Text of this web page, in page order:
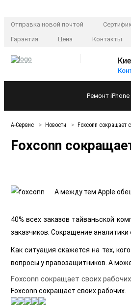
Отправка новой почтой
Гарантия
Цена Контакты
Ремонт iPhone
А-Сервис Новости Foxconn сокращает
Foxconn
А между тем Apple
40% всех заказов тайваньской
заказчиков. Сокращение
Как ситуация скажется на тех,
вопросы у правозащитников. А
Foxconn сокращает своих рабочих.
Foxconn сокращает своих рабочих.